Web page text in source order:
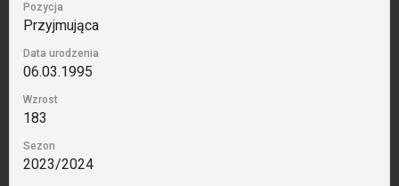
Pozycja
Przyjmująca
Data urodzenia
06.03.1995
Wzrost
183
Sezon
2023/2024